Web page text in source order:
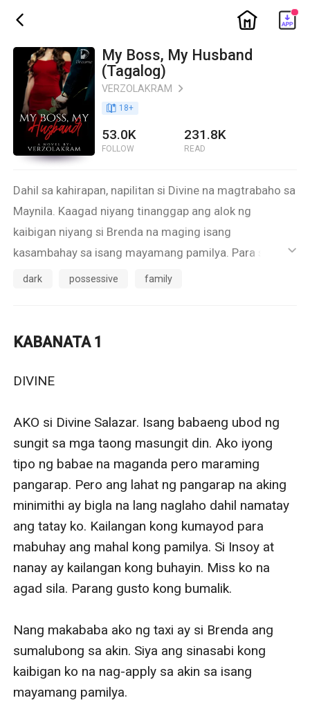
ic_back ic_home
My Boss, My Husband
(Tagalog)
VERZOLAKRAM ic_arrow_right
book_age 18+
53.0K
FOLLOW
231.8K
READ
Dahil sa kahirapan, napilitan si Divine na magtrabaho sa
Maynila. Kaagad niyang tinanggap ang alok ng
kaibigan niyang si Brenda na maging isang
kasambahay sa isang mayamang pamilya. Para sa
nanay at kapatid niya, gagawin niya ang lahat kahit na
nararamdaman niya dahil iyon ang una niyang beses na
kasambahay at naging mabait ang amo niyang babae.
isang guwapo at matipunong lalaki pero saksakan
naman ng sungit. Ito ay walang iba kundi si Alexander,
ang kaniyang amo number two. Dahil sa ugali nito,
hindi naging maganda ang pagsasama nila. Palaging
maiinit ang ulo nito sa kaniya.
Magiging mabait pa kaya ito sa kaniya gayong hindi
magandang pag-uugali ang ipinakita nito?
Magbabago ba ang lahat sa pagtungtong niya sa
siyudad?
ic_default
dark possessive family
KABANATA 1
DIVINE
AKO si Divine Salazar. Isang babaeng ubod ng
sungit sa mga taong masungit din. Ako iyong
tipo ng babae na maganda pero maraming
pangarap. Pero ang lahat ng pangarap na aking
minimithi ay bigla na lang naglaho dahil namatay
ang tatay ko. Kailangan kong kumayod para
mabuhay ang mahal kong pamilya. Si Insoy at
nanay ay kailangan kong buhayin. Miss ko na
agad sila. Parang gusto kong bumalik.
Nang makababa ako ng taxi ay si Brenda ang
sumalubong sa akin. Siya ang sinasabi kong
kaibigan ko na nag-apply sa akin sa isang
mayamang pamilya.